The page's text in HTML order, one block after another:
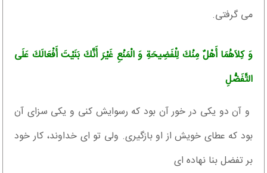
مى ‏گرفتى.
وَ كِلاَهُمَا أَهْلٌ مِنْكَ لِلْفَضِيحَةِ وَ الْمَنْعِ غَيْرَ أَنَّكَ بَنَيْتَ أَفْعَالَكَ عَلَى
التَّفَضُّلِ
و آن دو يكى در خور آن بود كه رسوايش كنى و يكى سزاى آن
بود كه عطاى خويش از او بازگيرى. ولى تو اى خداوند، كار خود
بر تفضل بنا نهاده ‏اى